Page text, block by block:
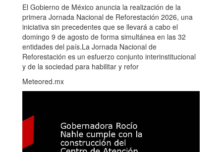
El Gobierno de México anuncia la realización de la
primera Jornada Nacional de Reforestación 2026, una
iniciativa sin precedentes que se llevará a cabo el
domingo 9 de agosto de forma simultánea en las 32
entidades del país.La Jornada Nacional de
Reforestación es un esfuerzo conjunto interinstitucional
y de la sociedad para habilitar y refor
Meteored.mx